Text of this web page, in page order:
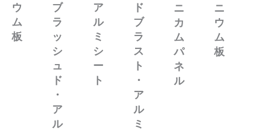
ウ
ム
板
ブ
ラ
ッ
シ
ュ
ド
・
ア
ル
ア
ル
ミ
シ
ー
ト
ド
ブ
ラ
ス
ト
・
ア
ル
ミ
ニ
カ
ム
パ
ネ
ル
ニ
ウ
ム
板